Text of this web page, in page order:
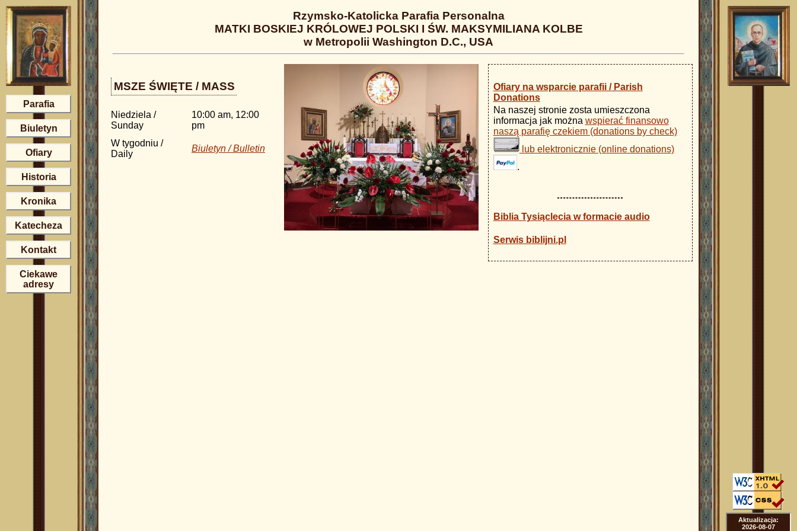
Parafia
Biuletyn
Ofiary
Historia
Kronika
Katecheza
Kontakt
Ciekawe
adresy
Rzymsko-Katolicka Parafia Personalna
MATKI BOSKIEJ KRÓLOWEJ POLSKI I ŚW. MAKSYMILIANA KOLBE
w Metropolii Washington D.C., USA
Ofiary na wsparcie parafii / Parish
Donations
Na naszej stronie zosta umieszczona
informacja jak można wspierać finansowo
naszą parafię czekiem (donations by check)
lub elektronicznie (online donations)
.
Biblia Tysiąclecia w formacie audio
Serwis biblijni.pl
MSZE ŚWIĘTE / MASS
Niedziela /
Sunday
10:00 am, 12:00
pm
W tygodniu /
Daily
Biuletyn / Bulletin
Aktualizacja:
2026-08-07